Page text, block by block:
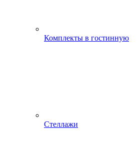
Комплекты в гостинную
Стеллажи